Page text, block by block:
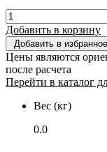
Добавить в корзину
Добавить в избранное
Цены являются
после расчета
Перейти в каталог
Вес (кг)
0.0